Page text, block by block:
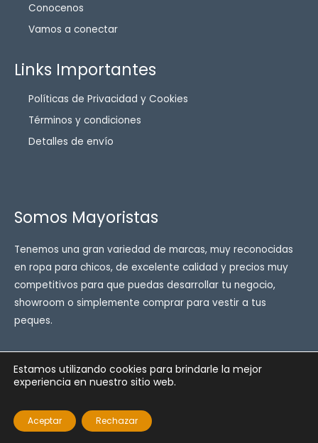
Conocenos
Vamos a conectar
Links Importantes
Políticas de Privacidad y Cookies
Términos y condiciones
Detalles de envío
Somos Mayoristas
Tenemos una gran variedad de marcas, muy reconocidas
en ropa para chicos, de excelente calidad y precios muy
competitivos para que puedas desarrollar tu negocio,
showroom o simplemente comprar para vestir a tus
peques.
Copyright © 2026 Enfant ropa para chicos
Powered by Enfant ropa para chicos
Estamos utilizando cookies para brindarle la mejor
experiencia en nuestro sitio web.
Aceptar Rechazar